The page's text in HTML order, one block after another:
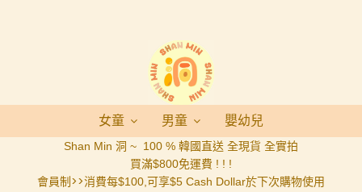
女童 男童 嬰幼兒
Shan Min 洞 ~ 100 % 韓國直送 全現貨 全實拍
買滿$800免運費 ! ! !
會員制>>消費每$100,可享$5 Cash Dollar於下次購物使用